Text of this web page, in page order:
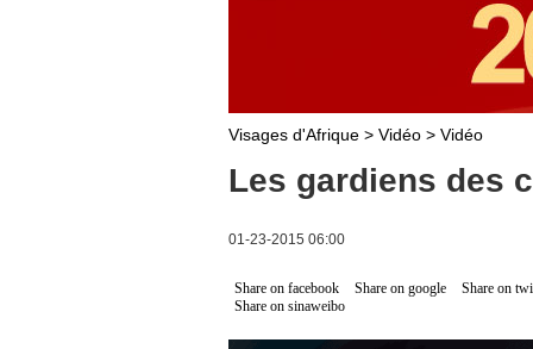
Visages d'Afrique > Vidéo > Vidéo
Les gardiens des
01-23-2015 06:00
Share on facebook Share on google
Share on
Share on sinaweibo